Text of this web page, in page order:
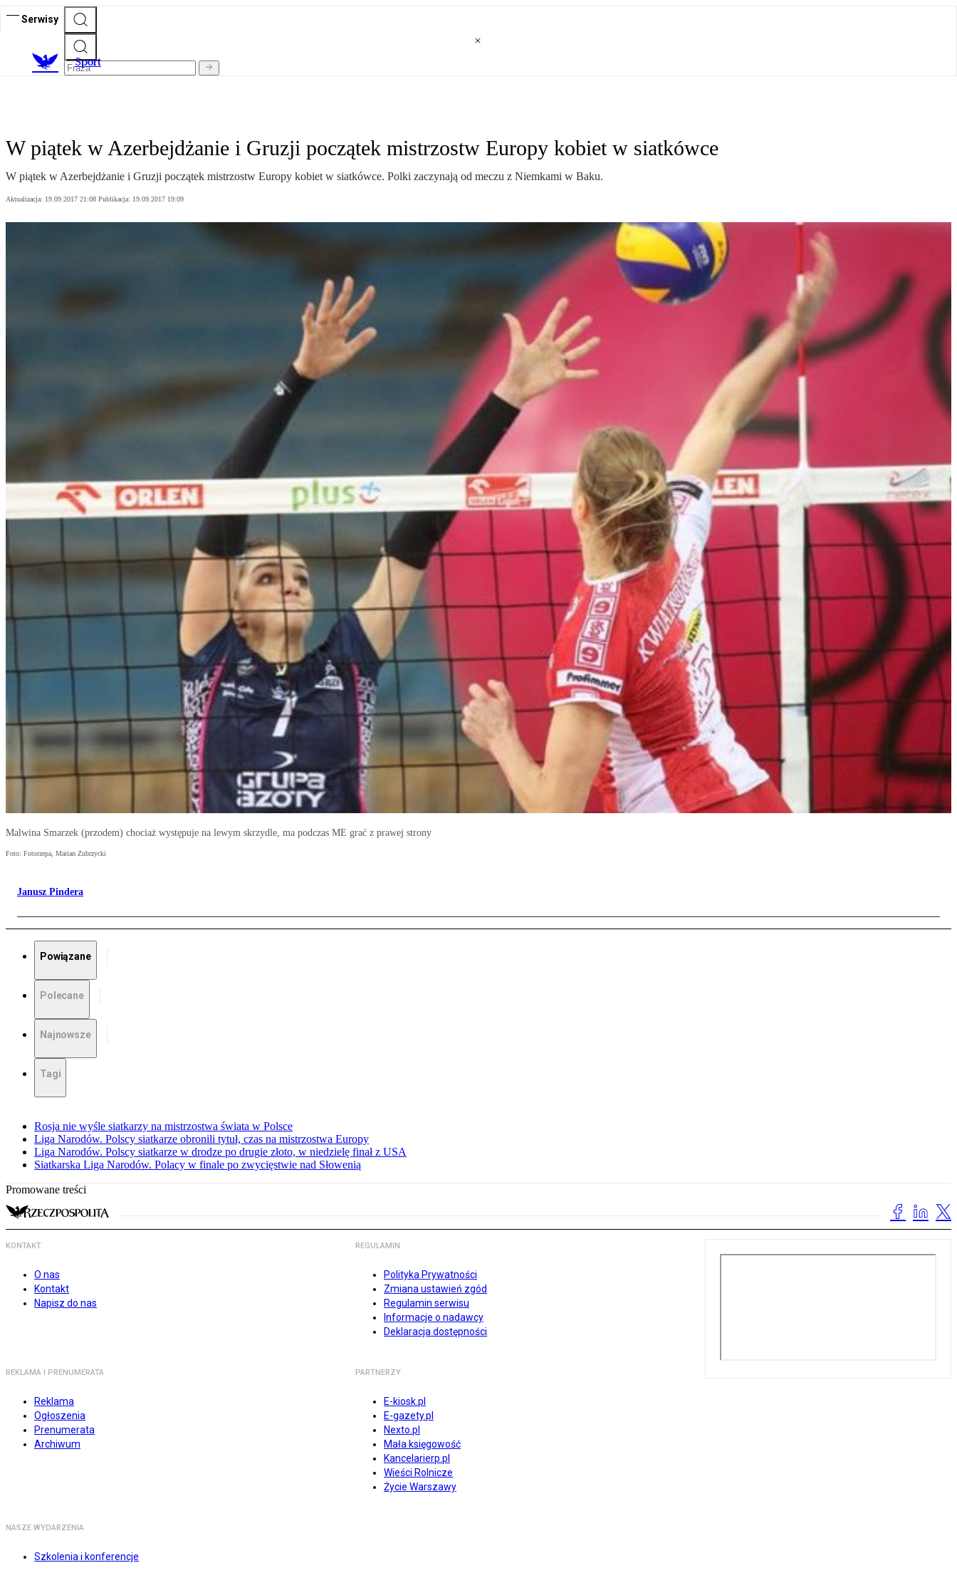
Serwisy
Sport
W piątek w Azerbejdżanie i Gruzji początek mistrzostw Europy kobiet w siatkówce
W piątek w Azerbejdżanie i Gruzji początek mistrzostw Europy kobiet w siatkówce. Polki zaczynają od meczu z Niemkami w Baku.
Aktualizacja: 19.09.2017 21:08 Publikacja: 19.09.2017 19:09
Malwina Smarzek (przodem) chociaż występuje na lewym skrzydle, ma podczas ME grać z prawej strony
Foto: Fotorzepa, Marian Zubrzycki
Janusz Pindera
Powiązane
Polecane
Najnowsze
Tagi
Rosja nie wyśle siatkarzy na mistrzostwa świata w Polsce
Liga Narodów. Polscy siatkarze obronili tytuł, czas na mistrzostwa Europy
Liga Narodów. Polscy siatkarze w drodze po drugie złoto, w niedzielę finał z USA
Siatkarska Liga Narodów. Polacy w finale po zwycięstwie nad Słowenią
Promowane treści
KONTAKT
O nas
Kontakt
Napisz do nas
REGULAMIN
Polityka Prywatności
Zmiana ustawień zgód
Regulamin serwisu
Informacje o nadawcy
Deklaracja dostępności
REKLAMA I PRENUMERATA
Reklama
Ogłoszenia
Prenumerata
Archiwum
PARTNERZY
E-kiosk.pl
E-gazety.pl
Nexto.pl
Mała księgowość
Kancelarierp.pl
Wieści Rolnicze
Życie Warszawy
NASZE WYDARZENIA
Szkolenia i konferencje